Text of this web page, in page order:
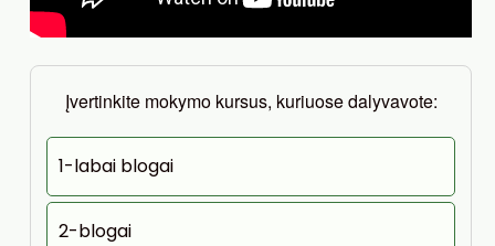
Įvertinkite mokymo kursus, kuriuose dalyvavote:
1-labai blogai
2-blogai